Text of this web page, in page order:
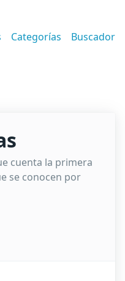
Categorías Buscador
cuenta la primera
se conocen por